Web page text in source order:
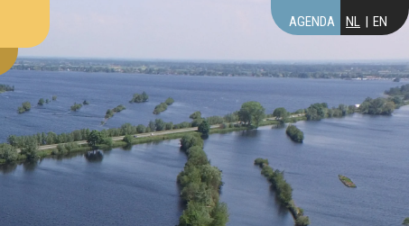
AGENDA NL EN